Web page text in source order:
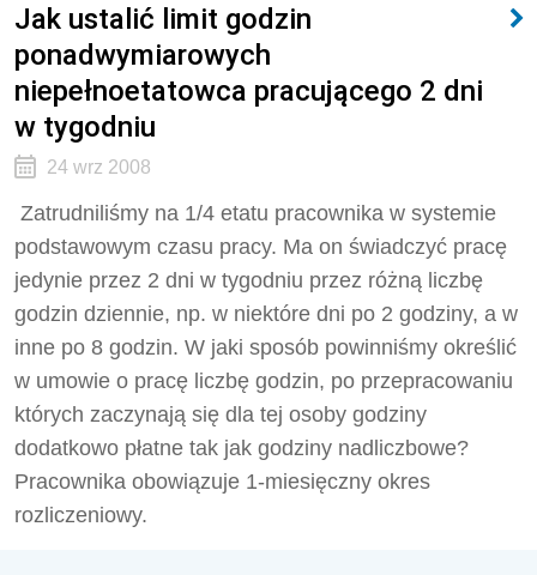
Jak ustalić limit godzin
ponadwymiarowych
niepełnoetatowca pracującego 2 dni
w tygodniu
24 wrz 2008
Zatrudniliśmy na 1/4 etatu pracownika w systemie
podstawowym czasu pracy. Ma on świadczyć pracę
jedynie przez 2 dni w tygodniu przez różną liczbę
godzin dziennie, np. w niektóre dni po 2 godziny, a w
inne po 8 godzin. W jaki sposób powinniśmy określić
w umowie o pracę liczbę godzin, po przepracowaniu
których zaczynają się dla tej osoby godziny
dodatkowo płatne tak jak godziny nadliczbowe?
Pracownika obowiązuje 1-miesięczny okres
rozliczeniowy.